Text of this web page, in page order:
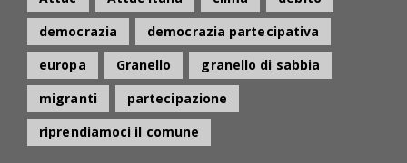
democrazia
democrazia partecipativa
europa
Granello
granello di sabbia
migranti
partecipazione
riprendiamoci il comune